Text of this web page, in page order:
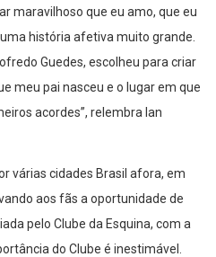
maravilhoso que eu amo, que eu
história afetiva muito grande.
Guedes, escolheu para criar
meu pai nasceu e o lugar em que
acordes”, relembra Ian
várias cidades Brasil afora, em
aos fãs a oportunidade de
pelo Clube da Esquina, com a
do Clube é inestimável.